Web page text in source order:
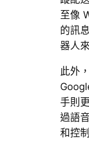
至像
的訊
器人
此外
手則
過語
和控